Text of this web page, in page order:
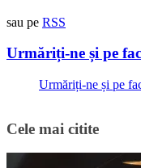
sau pe RSS
Urmăriți-ne și pe
Urmăriți-ne și pe
Cele mai citite